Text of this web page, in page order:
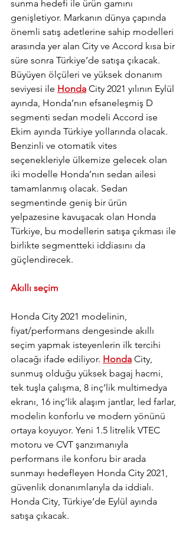
sunma hedefi ile ürün gamını
genişletiyor. Markanın dünya çapında
önemli satış adetlerine sahip modelleri
arasında yer alan City ve Accord kısa bir
süre sonra Türkiye’de satışa çıkacak.
Büyüyen ölçüleri ve yüksek donanım
seviyesi ile Honda City 2021 yılının Eylül
ayında, Honda’nın efsaneleşmiş D
segmenti sedan modeli Accord ise
Ekim ayında Türkiye yollarında olacak.
Benzinli ve otomatik vites
seçenekleriyle ülkemize gelecek olan
iki modelle Honda’nın sedan ailesi
tamamlanmış olacak. Sedan
segmentinde geniş bir ürün
yelpazesine kavuşacak olan Honda
Türkiye, bu modellerin satışa çıkması ile
birlikte segmentteki iddiasını da
güçlendirecek.
Akıllı seçim
Honda City 2021 modelinin,
fiyat/performans dengesinde akıllı
seçim yapmak isteyenlerin ilk tercihi
olacağı ifade ediliyor. Honda City,
sunmuş olduğu yüksek bagaj hacmi,
tek tuşla çalışma, 8 inç’lik multimedya
ekranı, 16 inç’lik alaşım jantlar, led farlar,
modelin konforlu ve modern yönünü
ortaya koyuyor. Yeni 1.5 litrelik VTEC
motoru ve CVT şanzımanıyla
performans ile konforu bir arada
sunmayı hedefleyen Honda City 2021,
güvenlik donanımlarıyla da iddialı.
Honda City, Türkiye’de Eylül ayında
satışa çıkacak.